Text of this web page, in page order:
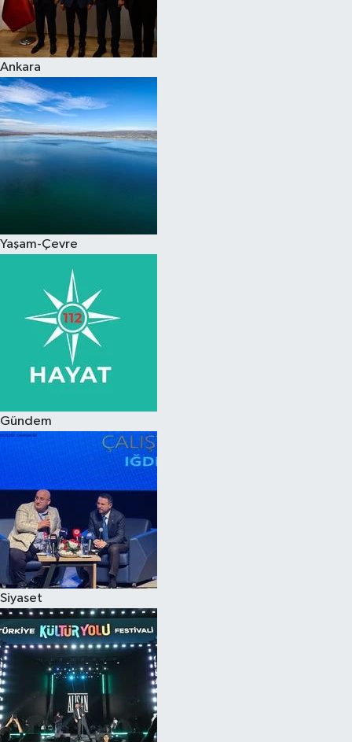
Ankara
Yaşam-Çevre
Gündem
Siyaset
Spor
Çocuk
Eğitim
Kim kimdir?
Kültür Sanat
Sağlık
Siyaset
Teknoloji
Yaşam-Çevre